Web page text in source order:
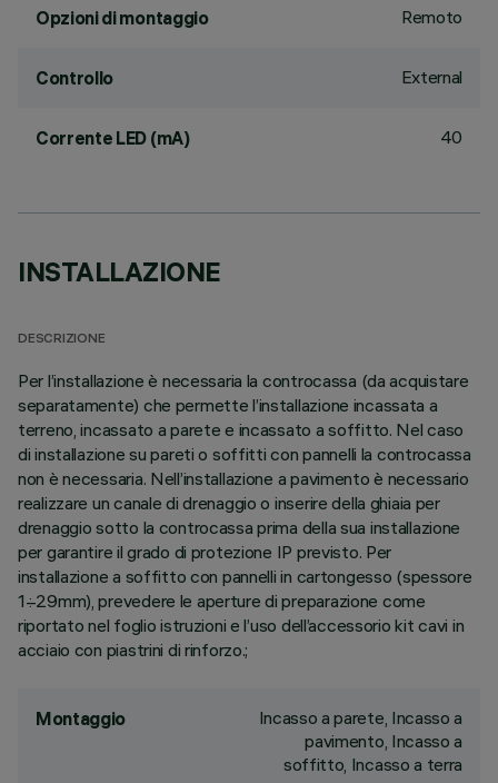
Opzioni di montaggio Remoto
Controllo External
Corrente LED (mA) 40
INSTALLAZIONE
DESCRIZIONE
Per l’installazione è necessaria la controcassa (da acquistare
separatamente) che permette l’installazione incassata a
terreno, incassato a parete e incassato a soffitto. Nel caso
di installazione su pareti o soffitti con pannelli la controcassa
non è necessaria. Nell’installazione a pavimento è necessario
realizzare un canale di drenaggio o inserire della ghiaia per
drenaggio sotto la controcassa prima della sua installazione
per garantire il grado di protezione IP previsto. Per
installazione a soffitto con pannelli in cartongesso (spessore
1÷29mm), prevedere le aperture di preparazione come
riportato nel foglio istruzioni e l’uso dell’accessorio kit cavi in
acciaio con piastrini di rinforzo.;
Montaggio
Incasso a parete, Incasso a
pavimento, Incasso a
soffitto, Incasso a terra